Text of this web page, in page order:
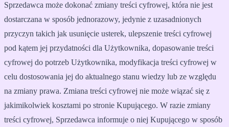
Sprzedawca może dokonać zmiany treści cyfrowej, która nie jest
dostarczana w sposób jednorazowy, jedynie z uzasadnionych
przyczyn takich jak usunięcie usterek, ulepszenie treści cyfrowej
pod kątem jej przydatności dla Użytkownika, dopasowanie treści
cyfrowej do potrzeb Użytkownika, modyfikacja treści cyfrowej w
celu dostosowania jej do aktualnego stanu wiedzy lub ze względu
na zmiany prawa. Zmiana treści cyfrowej nie może wiązać się z
jakimikolwiek kosztami po stronie Kupującego. W razie zmiany
treści cyfrowej, Sprzedawca informuje o niej Kupującego w sposób